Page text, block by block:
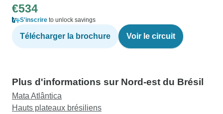
€534
S'inscrire to unlock savings
Télécharger la brochure Voir le circuit
Plus d'informations sur Nord-est du Brésil
Mata Atlântica
Hauts plateaux brésiliens